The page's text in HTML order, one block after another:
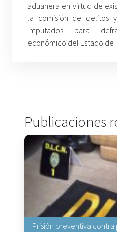
aduanera en virtud de
la comisión de delitos
imputados para
económico del Estado de
Publicaciones
Prisión preventiva